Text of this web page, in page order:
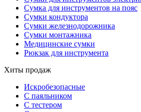
Сумка для инструментов на пояс
Сумки кондуктора
Сумки железнодорожника
Сумки монтажника
Медицинские сумки
Рюкзак для инструмента
Хиты продаж
Искробезопасные
С паяльником
С тестером